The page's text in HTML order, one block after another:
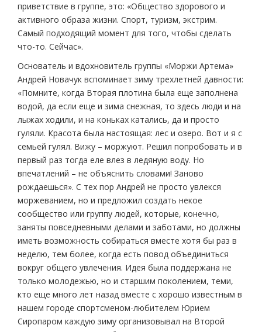
приветствие в группе, это: «Общество здорового и
активного образа жизни. Спорт, туризм, экстрим.
Самый подходящий момент для того, чтобы сделать
что-то. Сейчас».
Основатель и вдохновитель группы «Моржи Артема»
Андрей Новачук вспоминает зиму трехлетней давности:
«Помните, когда Вторая плотина была еще заполнена
водой, да если еще и зима снежная, то здесь люди и на
лыжах ходили, и на коньках катались, да и просто
гуляли. Красота была настоящая: лес и озеро. Вот и я с
семьей гулял. Вижу – моржуют. Решил попробовать и в
первый раз тогда еле влез в ледяную воду. Но
впечатлений – не объяснить словами! Заново
рождаешься». С тех пор Андрей не просто увлекся
моржеванием, но и предложил создать некое
сообщество или группу людей, которые, конечно,
заняты повседневными делами и заботами, но должны
иметь возможность собираться вместе хотя бы раз в
неделю, тем более, когда есть повод объединиться
вокруг общего увлечения. Идея была поддержана не
только молодежью, но и старшим поколением, теми,
кто еще много лет назад вместе с хорошо известным в
нашем городе спортсменом-любителем Юрием
Сиропаром каждую зиму организовывал на Второй